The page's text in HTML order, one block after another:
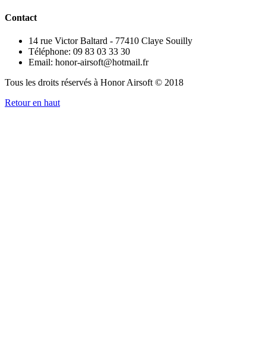
Contact
14 rue Victor Baltard - 77410 Claye Souilly
Téléphone: 09 83 03 33 30
Email: honor-airsoft@hotmail.fr
Tous les droits réservés à Honor Airsoft © 2018
Retour en haut